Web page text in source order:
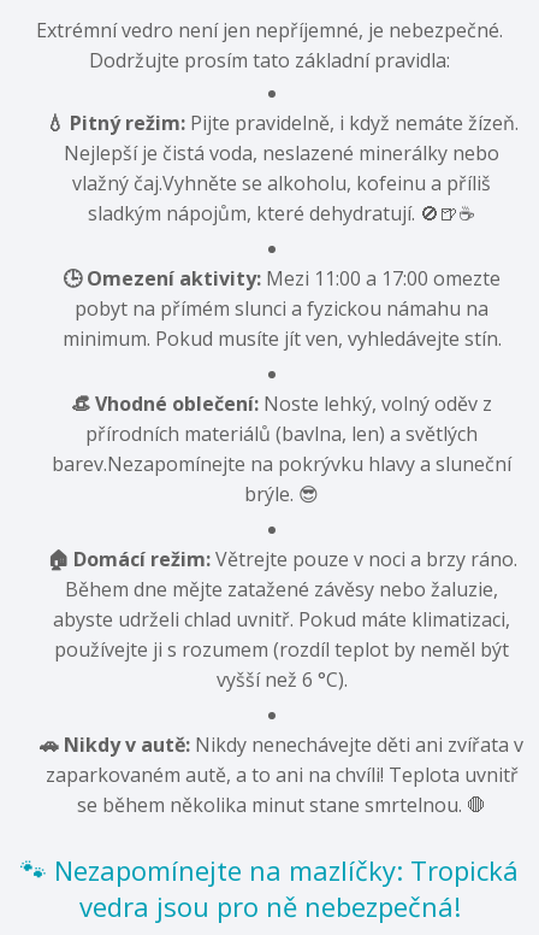
Extrémní vedro není jen nepříjemné, je nebezpečné.
Dodržujte prosím tato základní pravidla:
💧 Pitný režim:Pijte pravidelně, i když nemáte žízeň.
Nejlepší je čistá voda, neslazené minerálky nebo
vlažný čaj.Vyhněte se alkoholu, kofeinu a příliš
sladkým nápojům, které dehydratují. 🚫🍺☕
🕒 Omezení aktivity: Mezi 11:00 a 17:00 omezte
pobyt na přímém slunci a fyzickou námahu na
minimum. Pokud musíte jít ven, vyhledávejte stín.
👒 Vhodné oblečení: Noste lehký, volný oděv z
přírodních materiálů (bavlna, len) a světlých
barev.Nezapomínejte na pokrývku hlavy a sluneční
brýle. 😎
🏠 Domácí režim:Větrejte pouze v noci a brzy ráno.
Během dne mějte zatažené závěsy nebo žaluzie,
abyste udrželi chlad uvnitř. Pokud máte klimatizaci,
používejte ji s rozumem (rozdíl teplot by neměl být
vyšší než 6 °C).
🚗 Nikdy v autě: Nikdy nenechávejte děti ani zvířata v
zaparkovaném autě, a to ani na chvíli! Teplota uvnitř
se během několika minut stane smrtelnou. 🛑
🐾 Nezapomínejte na mazlíčky: Tropická
vedra jsou pro ně nebezpečná!